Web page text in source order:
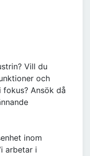
Vill du
och
fokus? Ansök då
inom
arbetar i